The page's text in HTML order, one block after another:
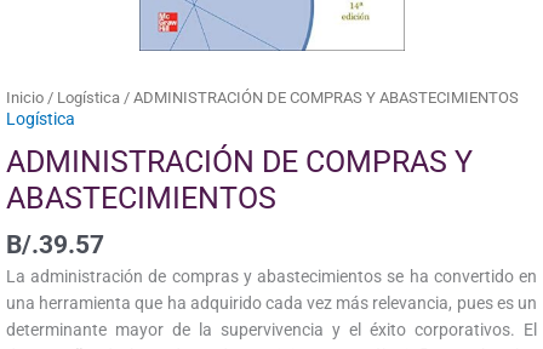
Inicio / Logística / ADMINISTRACIÓN DE COMPRAS Y ABASTECIMIENTOS
Logística
ADMINISTRACIÓN DE COMPRAS Y
ABASTECIMIENTOS
B/.39.57
La administración de compras y abastecimientos se ha convertido en
una herramienta que ha adquirido cada vez más relevancia, pues es un
determinante mayor de la supervivencia y el éxito corporativos. El